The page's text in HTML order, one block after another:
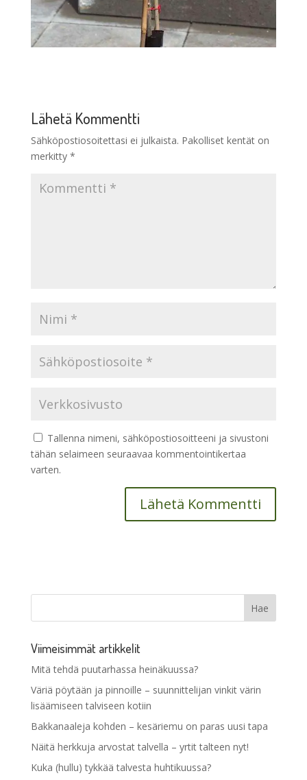
Lähetä Kommentti
Sähköpostiosoitettasi ei julkaista. Pakolliset kentät on
merkitty *
Tallenna nimeni, sähköpostiosoitteeni ja sivustoni
tähän selaimeen seuraavaa kommentointikertaa
varten.
Viimeisimmät artikkelit
Mitä tehdä puutarhassa heinäkuussa?
Väriä pöytään ja pinnoille – suunnittelijan vinkit värin
lisäämiseen talviseen kotiin
Bakkanaaleja kohden – kesäriemu on paras uusi tapa
Näitä herkkuja arvostat talvella – yrtit talteen nyt!
Kuka (hullu) tykkää talvesta huhtikuussa?